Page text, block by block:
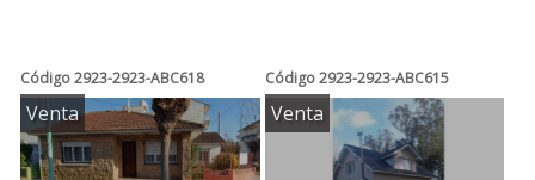
Código2923-2923-ABC618
Venta
Código2923-2923-ABC615
Venta